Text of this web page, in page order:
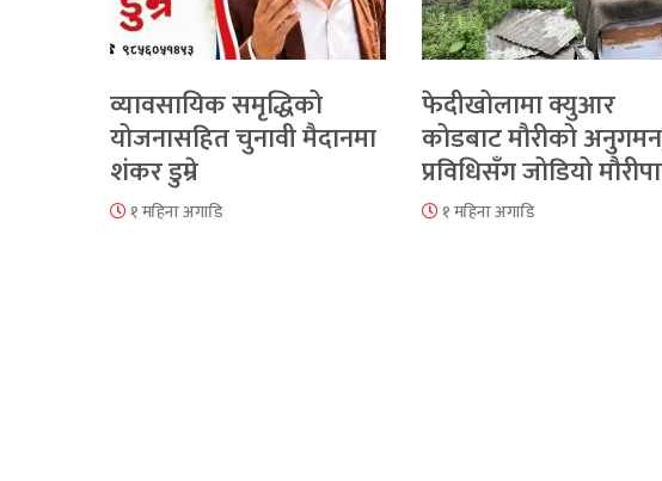
व्यावसायिक समृद्धिको
योजनासहित चुनावी मैदानमा
शंकर डुम्रे
१ महिना अगाडि
फेदीखोलामा क्युआर
कोडबाट मौरीको
प्रविधिसँग जोडियो
१ महिना अगाडि